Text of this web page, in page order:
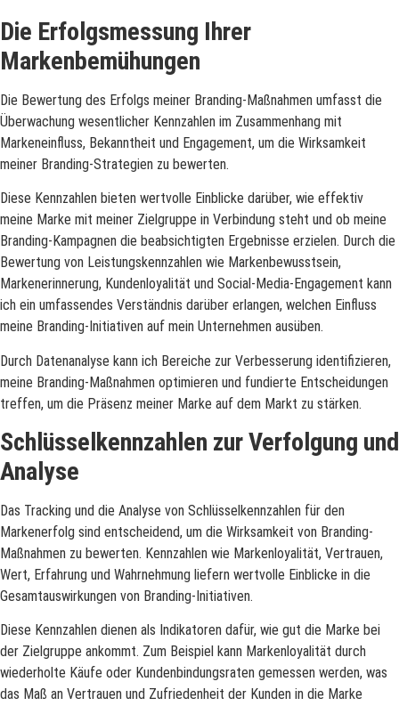
Die Erfolgsmessung Ihrer
Markenbemühungen
Die Bewertung des Erfolgs meiner Branding-Maßnahmen umfasst die
Überwachung wesentlicher Kennzahlen im Zusammenhang mit
Markeneinfluss, Bekanntheit und Engagement, um die Wirksamkeit
meiner Branding-Strategien zu bewerten.
Diese Kennzahlen bieten wertvolle Einblicke darüber, wie effektiv
meine Marke mit meiner Zielgruppe in Verbindung steht und ob meine
Branding-Kampagnen die beabsichtigten Ergebnisse erzielen. Durch die
Bewertung von Leistungskennzahlen wie Markenbewusstsein,
Markenerinnerung, Kundenloyalität und Social-Media-Engagement kann
ich ein umfassendes Verständnis darüber erlangen, welchen Einfluss
meine Branding-Initiativen auf mein Unternehmen ausüben.
Durch Datenanalyse kann ich Bereiche zur Verbesserung identifizieren,
meine Branding-Maßnahmen optimieren und fundierte Entscheidungen
treffen, um die Präsenz meiner Marke auf dem Markt zu stärken.
Schlüsselkennzahlen zur Verfolgung und
Analyse
Das Tracking und die Analyse von Schlüsselkennzahlen für den
Markenerfolg sind entscheidend, um die Wirksamkeit von Branding-
Maßnahmen zu bewerten. Kennzahlen wie Markenloyalität, Vertrauen,
Wert, Erfahrung und Wahrnehmung liefern wertvolle Einblicke in die
Gesamtauswirkungen von Branding-Initiativen.
Diese Kennzahlen dienen als Indikatoren dafür, wie gut die Marke bei
der Zielgruppe ankommt. Zum Beispiel kann Markenloyalität durch
wiederholte Käufe oder Kundenbindungsraten gemessen werden, was
das Maß an Vertrauen und Zufriedenheit der Kunden in die Marke